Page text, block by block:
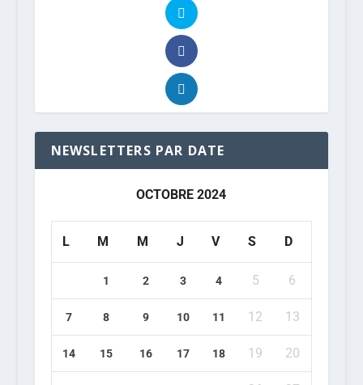
NEWSLETTERS PAR DATE
OCTOBRE 2024
L M M J V S D
1 2 3 4 5 6
7 8 9 10 11 12 13
14 15 16 17 18 19 20